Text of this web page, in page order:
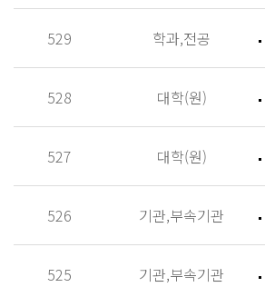
529 학과,전공
528 대학(원)
527 대학(원)
526 기관,부속기관
525 기관,부속기관